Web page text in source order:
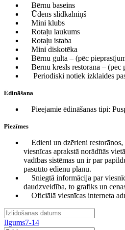
Bērnu baseins
Ūdens slidkalniņš
Mini klubs
Rotaļu laukums
Rotaļu istaba
Mini diskotēka
Bērnu gulta – (pēc
Bērnu krēsls restorānā – (pēc
Periodiski notiek izklaides
Ēdināšana
Pieejamie ēdināšanas tipi:
Piezīmes
Ēdieni un dzērieni restorānos,
viesnīcas aprakstā norādītās
vadības sistēmas un ir par
pasūtīto ēdienu plānu.
Sniegtā informācija par
daudzveidība, to grafiks un
Oficiālā viesnīcas interneta
Ilgums7-14